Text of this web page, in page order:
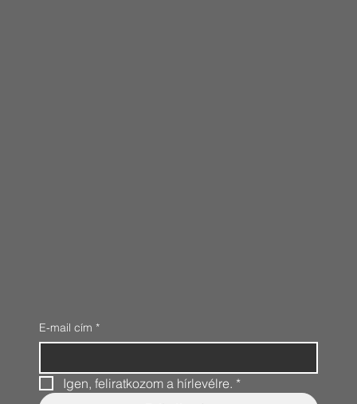
E-mail cím *
Igen, feliratkozom a hírlevélre. *